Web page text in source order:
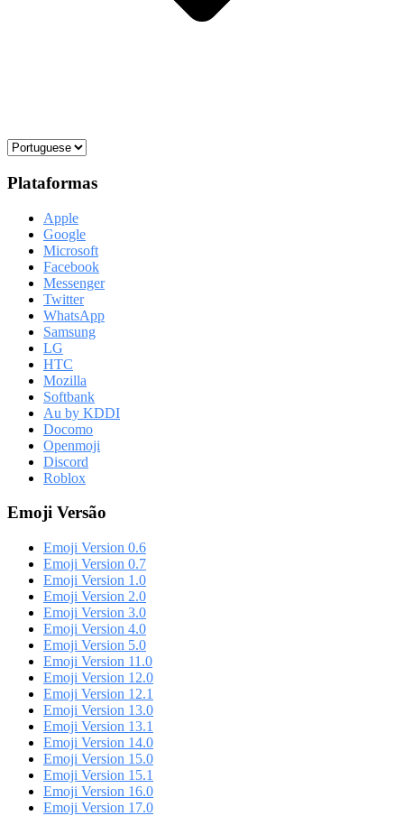
Plataformas
Apple
Google
Microsoft
Facebook
Messenger
Twitter
WhatsApp
Samsung
LG
HTC
Mozilla
Softbank
Au by KDDI
Docomo
Openmoji
Discord
Roblox
Emoji Versão
Emoji Version 0.6
Emoji Version 0.7
Emoji Version 1.0
Emoji Version 2.0
Emoji Version 3.0
Emoji Version 4.0
Emoji Version 5.0
Emoji Version 11.0
Emoji Version 12.0
Emoji Version 12.1
Emoji Version 13.0
Emoji Version 13.1
Emoji Version 14.0
Emoji Version 15.0
Emoji Version 15.1
Emoji Version 16.0
Emoji Version 17.0